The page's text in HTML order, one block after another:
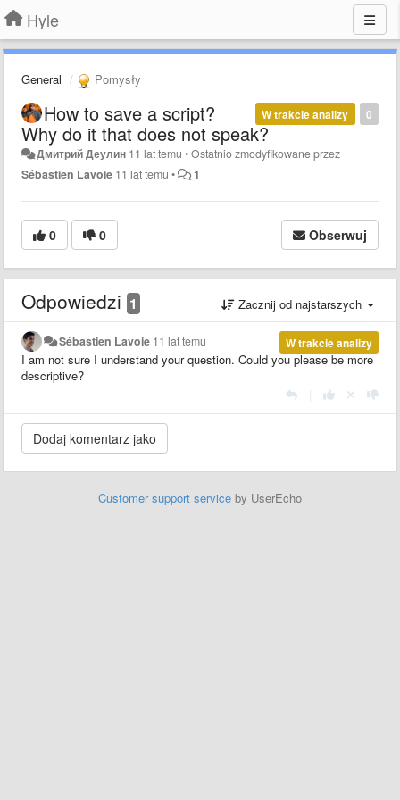
Hyle
General Pomysły
0
W trakcie analizy
How to save a script?
Why do it that does not speak?
Дмитрий Деулин 11 lat temu •Ostatnio zmodyfikowane przez
Sébastien Lavoie 11 lat temu • 1
0 0 Obserwuj
Odpowiedzi 1 Zacznij od najstarszych
W trakcie analizy
Sébastien Lavoie 11 lat temu
I am not sure I understand your question. Could you please be more
descriptive?
Customer support service by UserEcho